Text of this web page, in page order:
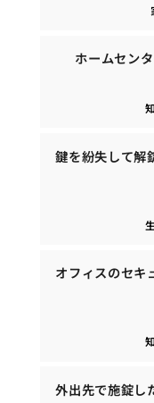
ホームセン
鍵を紛失して解
オフィスのセキ
外出先で施錠し